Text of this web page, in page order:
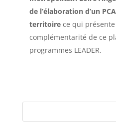
de l’élaboration d’un
territoirece qui
complémentarité de ce
programmes LEADER.